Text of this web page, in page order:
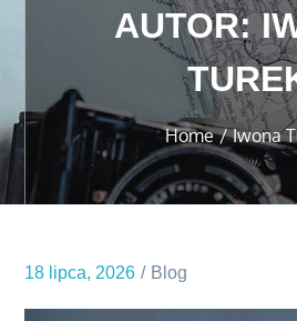
AUTOR:
Home Iwona
18 lipca, 2026 Blog